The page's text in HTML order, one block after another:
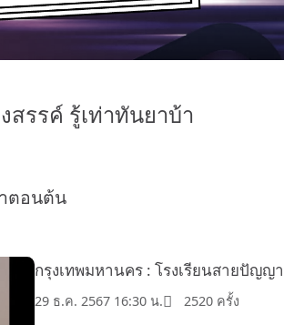
สรรค์ รู้เท่าทันยาบ้า
ตอนต้น
กรุงเทพมหานคร : โรงเรียนสายปัญญ
29 ธ.ค. 2567 16:30 น. 2520 ครั้ง